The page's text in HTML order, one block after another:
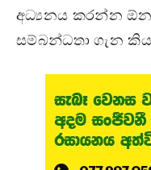
අධ්‍යනය කරන්න
සම්බන්ධතා ගැන